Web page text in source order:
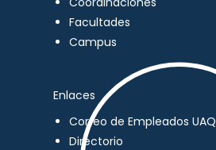
Facultades
Campus
Enlaces
Correo de Empleados UAQ
Directorio